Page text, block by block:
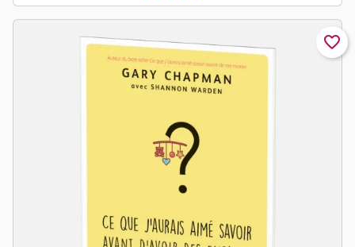
favorite_border